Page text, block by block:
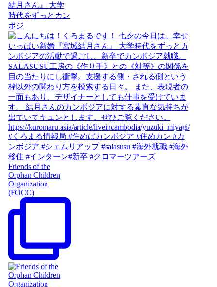
結月さん』 大学
時代をずっとカン
ボジ
Friends of the
Orphan Children
Organization
(FOCO)